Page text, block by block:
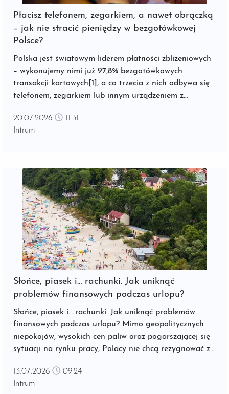
Płacisz telefonem, zegarkiem, a nawet obrączką
– jak nie stracić pieniędzy w bezgotówkowej
Polsce?
Polska jest światowym liderem płatności zbliżeniowych
– wykonujemy nimi już 97,8% bezgotówkowych
transakcji kartowych[1], a co trzecia z nich odbywa się
telefonem, zegarkiem lub innym urządzeniem z
20.07.2026
11:31
Intrum
Słońce, piasek i… rachunki. Jak uniknąć
problemów finansowych podczas urlopu?
Słońce, piasek i… rachunki. Jak uniknąć problemów
finansowych podczas urlopu? Mimo geopolitycznych
niepokojów, wysokich cen paliw oraz pogarszającej się
sytuacji na rynku pracy, Polacy nie chcą rezygnować z
planuje wyjazd w sezonie wakacyjnym[1]. ...
13.07.2026
09:24
Intrum